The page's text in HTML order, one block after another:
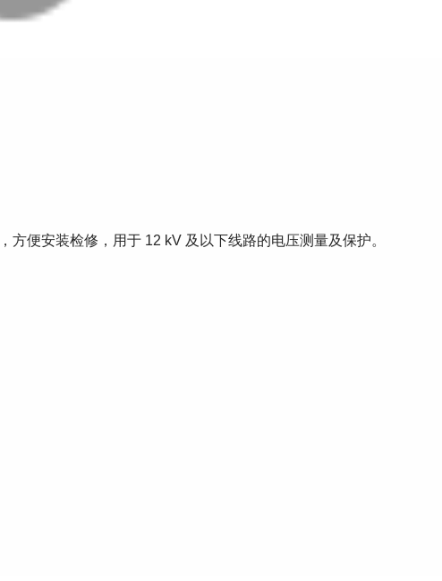
便安装检修，用于 12 kV 及以下线路的电压测量及保护。